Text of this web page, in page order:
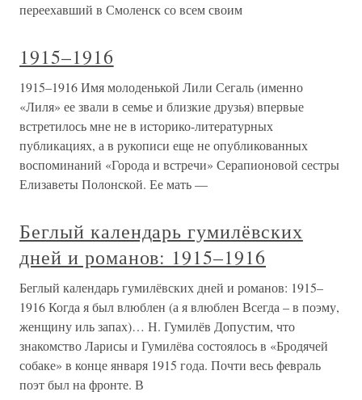
переехавший в Смоленск со всем своим
1915–1916
1915–1916 Имя молоденькой Лили Сегаль (именно
«Лиля» ее звали в семье и близкие друзья) впервые
встретилось мне не в историко-литературных
публикациях, а в рукописи еще не опубликованных
воспоминаний «Города и встречи» Серапионовой сестры
Елизаветы Полонской. Ее мать —
Беглый календарь гумилёвских
дней и романов: 1915–1916
Беглый календарь гумилёвских дней и романов: 1915–
1916 Когда я был влюблен (а я влюблен Всегда – в поэму,
женщину иль запах)… Н. Гумилёв Допустим, что
знакомство Ларисы и Гумилёва состоялось в «Бродячей
собаке» в конце января 1915 года. Почти весь февраль
поэт был на фронте. В